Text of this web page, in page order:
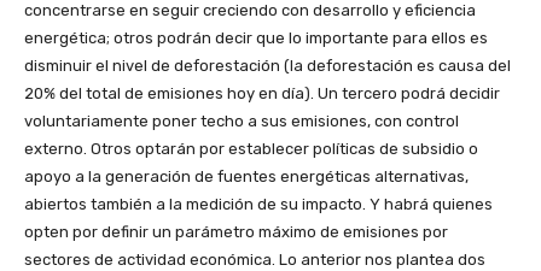
concentrarse en seguir creciendo con desarrollo y eficiencia
energética; otros podrán decir que lo importante para ellos es
disminuir el nivel de deforestación (la deforestación es causa del
20% del total de emisiones hoy en día). Un tercero podrá decidir
voluntariamente poner techo a sus emisiones, con control
externo. Otros optarán por establecer políticas de subsidio o
apoyo a la generación de fuentes energéticas alternativas,
abiertos también a la medición de su impacto. Y habrá quienes
opten por definir un parámetro máximo de emisiones por
sectores de actividad económica. Lo anterior nos plantea dos